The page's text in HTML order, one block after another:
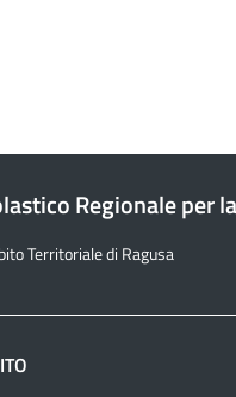
Regionale per la
Territoriale di Ragusa